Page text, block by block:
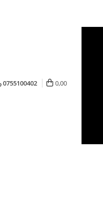
0755100402 0,00